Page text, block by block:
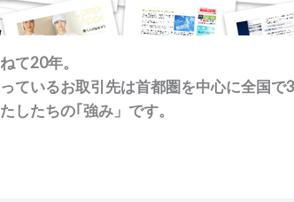
て20年。
ているお取引先は首都圏を中心に全国で
したちの｢強み」です。